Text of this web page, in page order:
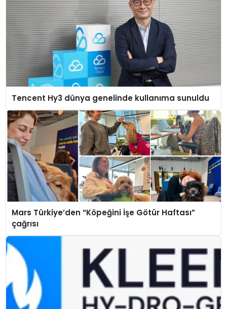
Tencent Hy3 dünya genelinde kullanıma sunuldu
Mars Türkiye’den “Köpeğini İşe Götür Haftası”
çağrısı